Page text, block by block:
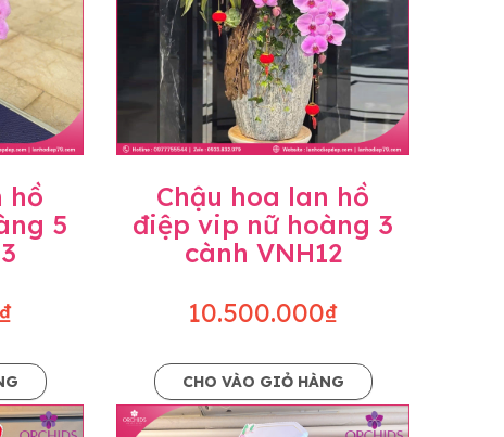
hồ
5
Chậu hoa lan hồ
điệp vip nữ hoàng 3
cành VNH12
10.500.000₫
CHO VÀO GIỎ HÀNG